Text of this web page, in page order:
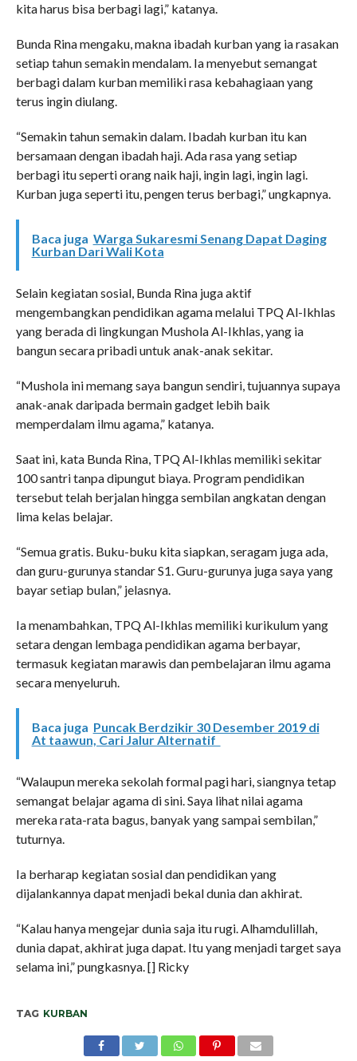
kita harus bisa berbagi lagi,” katanya.
Bunda Rina mengaku, makna ibadah kurban yang ia rasakan
setiap tahun semakin mendalam. Ia menyebut semangat
berbagi dalam kurban memiliki rasa kebahagiaan yang
terus ingin diulang.
“Semakin tahun semakin dalam. Ibadah kurban itu kan
bersamaan dengan ibadah haji. Ada rasa yang setiap
berbagi itu seperti orang naik haji, ingin lagi, ingin lagi.
Kurban juga seperti itu, pengen terus berbagi,” ungkapnya.
Baca juga Warga Sukaresmi Senang Dapat Daging
Kurban Dari Wali Kota
Selain kegiatan sosial, Bunda Rina juga aktif
mengembangkan pendidikan agama melalui TPQ Al-Ikhlas
yang berada di lingkungan Mushola Al-Ikhlas, yang ia
bangun secara pribadi untuk anak-anak sekitar.
“Mushola ini memang saya bangun sendiri, tujuannya supaya
anak-anak daripada bermain gadget lebih baik
memperdalam ilmu agama,” katanya.
Saat ini, kata Bunda Rina, TPQ Al-Ikhlas memiliki sekitar
100 santri tanpa dipungut biaya. Program pendidikan
tersebut telah berjalan hingga sembilan angkatan dengan
lima kelas belajar.
“Semua gratis. Buku-buku kita siapkan, seragam juga ada,
dan guru-gurunya standar S1. Guru-gurunya juga saya yang
bayar setiap bulan,” jelasnya.
Ia menambahkan, TPQ Al-Ikhlas memiliki kurikulum yang
setara dengan lembaga pendidikan agama berbayar,
termasuk kegiatan marawis dan pembelajaran ilmu agama
secara menyeluruh.
Baca juga Puncak Berdzikir 30 Desember 2019 di
At taawun, Cari Jalur Alternatif
“Walaupun mereka sekolah formal pagi hari, siangnya tetap
semangat belajar agama di sini. Saya lihat nilai agama
mereka rata-rata bagus, banyak yang sampai sembilan,”
tuturnya.
Ia berharap kegiatan sosial dan pendidikan yang
dijalankannya dapat menjadi bekal dunia dan akhirat.
“Kalau hanya mengejar dunia saja itu rugi. Alhamdulillah,
dunia dapat, akhirat juga dapat. Itu yang menjadi target saya
selama ini,” pungkasnya. [] Ricky
TAG KURBAN